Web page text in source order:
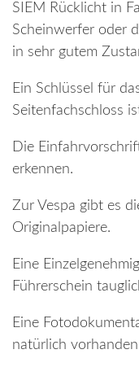
SIEM Rücklicht in
Scheinwerfer oder
in sehr gutem
Ein Schlüssel für
Seitenfachschloss
Die
erkennen.
Zur Vespa gibt es
Originalpapiere.
Eine
Führerschein
Eine
natürlich